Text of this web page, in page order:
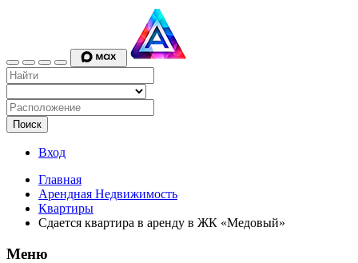
Поиск
Вход
Главная
Арендная Недвижимость
Квартиры
Сдается квартира в аренду в ЖК «Медовый»
Меню